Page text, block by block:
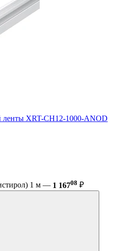
ленты XRT-CH12-1000-ANOD
1 м — 1 16708 ₽